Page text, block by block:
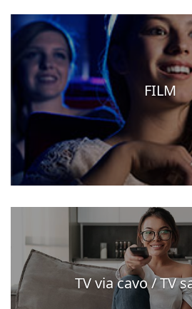
FILM
TV via cavo / TV